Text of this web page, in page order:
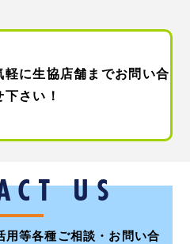
に生協店舗までお問い合
下さい！
US
用等各種ご相談・お問い合